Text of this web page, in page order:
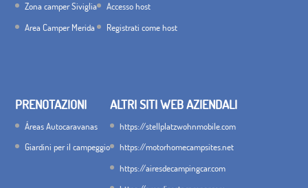
Zona camper Siviglia
Area Camper Merida
Accesso host
Registrati come host
PRENOTAZIONI
Áreas Autocaravanas
Giardini per il campeggio
ALTRI SITI WEB AZIENDALI
https://stellplatzwohnmobile.com
https://motorhomecampsites.net
https://airesdecampingcar.com